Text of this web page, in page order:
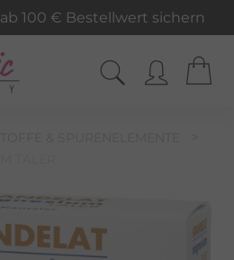
ab 100 € Bestellwert sichern